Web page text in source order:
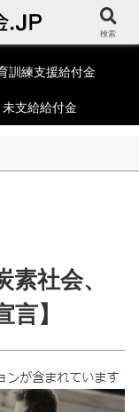
給付制度総合ポータルサイト
訓練支援給付金
未支給給付金
社会、
】
検索